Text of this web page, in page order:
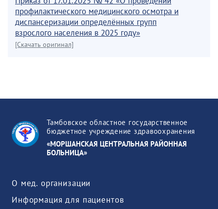
профилактического медицинского осмотра и
диспансеризации определённых групп
взрослого населения в 2025 году»
[Скачать оригинал]
Тамбовское областное государственное
бюджетное учреждение здравоохранения
«МОРШАНСКАЯ ЦЕНТРАЛЬНАЯ РАЙОННАЯ
БОЛЬНИЦА»
О мед. организации
Информация для пациентов